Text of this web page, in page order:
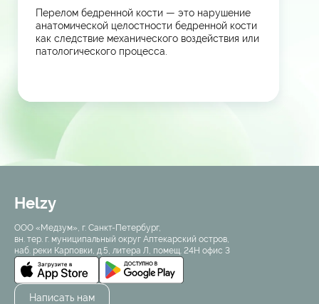
Перелом бедренной кости — это нарушение
анатомической целостности бедренной кости
как следствие механического воздействия или
патологического процесса.
Helzy
ООО «Медзум», г. Санкт-Петербург,
вн. тер. г. муниципальный округ Аптекарский остров,
наб. реки Карповки, д.5, литера Л, помещ. 24Н офис 3
Написать нам